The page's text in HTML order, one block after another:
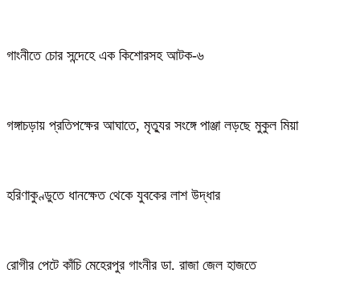
গাংনীতে চোর সন্দেহে এক কিশোরসহ আটক-৬
গঙ্গাচড়ায় প্রতিপক্ষের আঘাতে, মৃত্যুর সংঙ্গে পাঞ্জা লড়ছে মুকুল মিয়া
হরিণাকুণ্ডুতে ধানক্ষেত থেকে যুবকের লাশ উদ্ধার
রোগীর পেটে কাঁচি মেহেরপুর গাংনীর ডা. রাজা জেল হাজতে